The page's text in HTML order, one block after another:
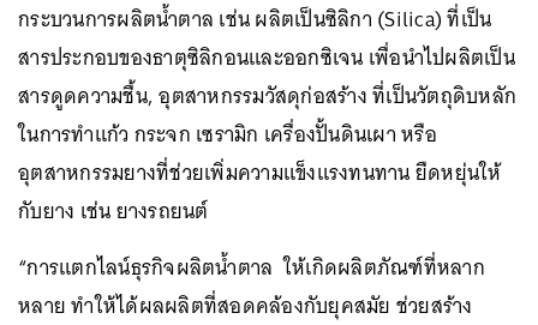
กระบวนการผลิตน้ำตาล เช่น ผลิตเป็นซิลิกา (Silica) ที่เป็น
สารประกอบของธาตุซิลิกอนและออกซิเจน เพื่อนำไปผลิตเป็น
สารดูดความชื้น, อุตสาหกรรมวัสดุก่อสร้าง ที่เป็นวัตถุดิบหลัก
ในการทำแก้ว กระจก เซรามิก เครื่องปั้นดินเผา หรือ
อุตสาหกรรมยางที่ช่วยเพิ่มความแข็งแรงทนทาน ยืดหยุ่นให้
กับยาง เช่น ยางรถยนต์
“การแตกไลน์ธุรกิจผลิตน้ำตาล ให้เกิดผลิตภัณฑ์ที่หลาก
หลาย ทำให้ได้ผลผลิตที่สอดคล้องกับยุคสมัย ช่วยสร้าง